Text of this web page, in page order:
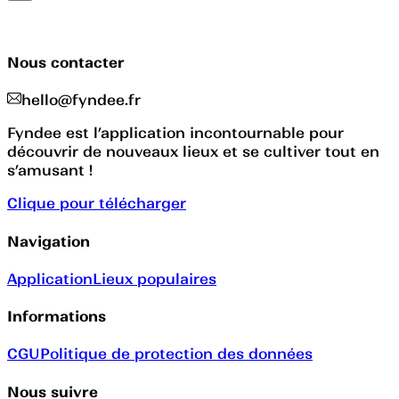
Nous contacter
hello@fyndee.fr
Fyndee est l’application incontournable pour
découvrir de nouveaux lieux et se cultiver tout en
s’amusant !
Clique pour télécharger
Navigation
ApplicationLieux populaires
Informations
CGUPolitique de protection des données
Nous suivre